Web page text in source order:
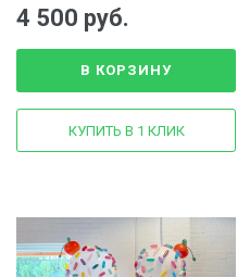
4 500 руб.
В КОРЗИНУ
КУПИТЬ В 1 КЛИК